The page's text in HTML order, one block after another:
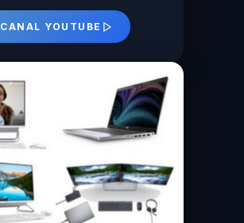
CANAL YOUTUBE